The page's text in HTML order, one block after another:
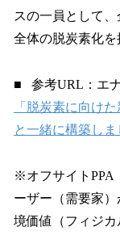
スの一員として
全体の脱炭素化を
■ 参考URL：エ
「脱炭素に向け
と一緒に構築しま
※オフサイトPPA
ーザー（需要家
境価値（フィジ